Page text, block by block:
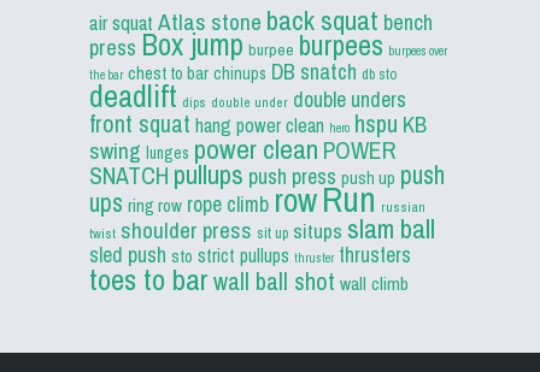
air squat Atlas stone back squat bench
press Box jump burpee burpees burpees over
the bar chest to bar chinups DB snatch db sto
deadlift dips double under double unders
front squat hang power clean hero hspu KB
swing lunges power clean POWER
SNATCH pullups push press push up push
ups ring row rope climb rowRun russian
twist shoulder press sit up situps slam ball
sled push sto strict pullups thruster thrusters
toes to barwall ball shot wall climb